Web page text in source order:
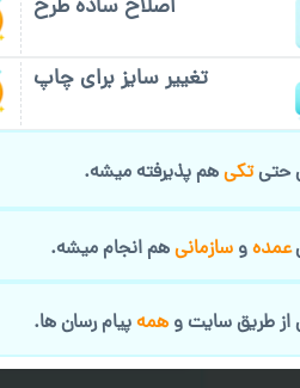
فرمایید.
برای ارسال
پیام رسان
طراحی نهایی
در صورت نیاز
ارسال و یا
ایمیل جهت
اصلاح ساده طرح
تغییر سایز برای چاپ
حتیتکیهم پذیرفته میشه.
عمدهوسازمانیهم انجام میشه.
طریق سایت وهمهپیام رسان ها.